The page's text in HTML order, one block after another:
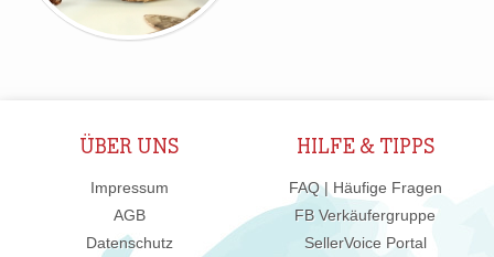
ÜBER UNS
Impressum
AGB
Datenschutz
HILFE & TIPPS
FAQ | Häufige Fragen
FB Verkäufergruppe
SellerVoice Portal